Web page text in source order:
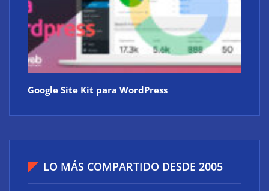
Google Site Kit para WordPress
LO MÁS COMPARTIDO DESDE 2005